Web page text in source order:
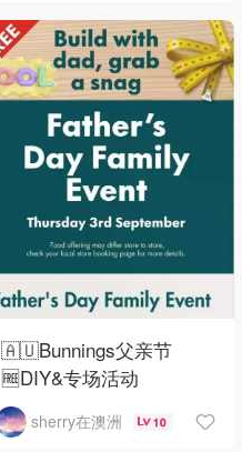
🇦🇺Bunnings父亲节
🆓DIY&专场活动
sherry在澳洲 10